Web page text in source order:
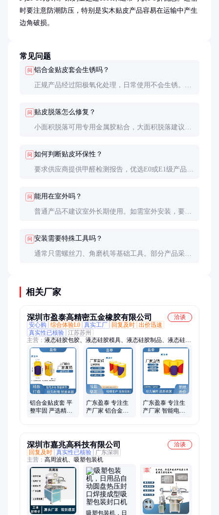
时要注意防潮防压，特别是实木贴皮产品容易在运输中产生
边角破损。
常见问题
问 铝合金贴皮套会生锈吗？
正规产品经过阳极氧化处理，日常使用不会生锈。但
问 贴皮脱落怎么修复？
小面积脱落可用专用金属胶粘合，大面积脱落建议更
问 如何判断贴皮环保性？
要求供应商提供甲醛检测报告，优选E0或E1级产品。
问 能用在室外吗？
普通产品不建议室外长期使用。如需室外安装，要选
问 安装需要特殊工具吗？
通常只需螺丝刀、角磨机等基础工具。部分产品采用
相关厂家
深圳市盈泰高精密五金橡胶有限公司
洽谈
安心购
综合体验L0 真实工厂 回复及时 出价迅速
真实性已核验 江苏苏州
主营： 液态硅胶包胶、液态硅胶模具、液态硅胶制品、液态硅胶
包铝合金件、液态硅胶防水密封件、LSR硅胶产品、注塑包胶、
二次注塑包硅胶、五金包胶结构件、注塑模具、PP塑胶配件、
PE塑料垫片、液态硅胶包注塑件、注塑加工、双色注塑件、ABS
塑胶外壳、开模生产、模具设计与加工、小型电器塑胶产品、迷
你硅胶外壳、液态硅胶包不锈钢件、液体硅胶O圈
铝合金贴皮套 平
整牢固 严选精造
广东盈泰 专注生
产厂家 铝合金贴
广东盈泰 专注生
产厂家 智能电子
深圳市嘉兆高科技有限公司
洽谈
回复及时 真实性已核验
广东深圳
主营： 高周波机、吸塑包装机
吸塑包装机，日